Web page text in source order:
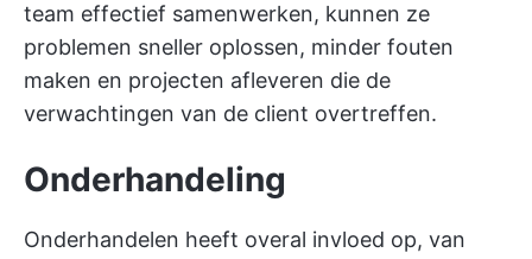
team effectief samenwerken, kunnen ze
problemen sneller oplossen, minder fouten
maken en projecten afleveren die de
verwachtingen van de client overtreffen.
Onderhandeling
Onderhandelen heeft overal invloed op, van